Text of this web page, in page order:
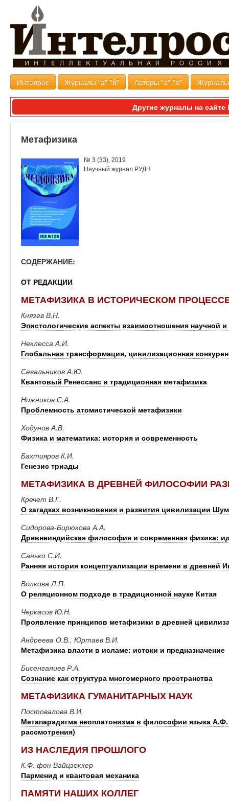
Интелрос Журналы "а"-"я" Авторы "а"-"я"
Другие журналы на
Метафизика
№ 3 (33), 2019
Научный журнал РУДН
СОДЕРЖАНИЕ:
ОТ РЕДАКЦИИ
МЕТАФИЗИКА В ИСТОРИЧЕСКОМ
Князев В.Н.
Эпистологические аспекты взаимоотношения научной
Неклесса А.И.
Глобальная трансформация, цивилизационная
Севальников А.Ю.
Квантовый Ренессанс и традиционная метафизика
Нижников С.А.
Проблемность атомистической метафизики
Ходунов А.В.
Физика и математика: история и современность
Бахтияров К.И.
Генезис триады
МЕТАФИЗИКА В ДРЕВНЕЙ ФИЛОСОФИИ
Кречет В.Г.
О загадках возникновения и развития цивилизации
Сидорова-Бирюкова А.А.
Древнеиндийская философия и современная физика:
Санько С.И.
Ранняя история концептуализации времени в древней
Волкова Л.П.
О реляционном подходе в традиционной науке Китая
Черкасов Ю.Н.
Проявление принципов метафизики в древней
Андреева О.В., Юртаев В.И.
Метафизика власти в исламе: истоки и предназначение
Бисенгалиев Р.А.
Сознание как структура многомерного пространства
МЕТАФИЗИКА ГУМАНИТАРНЫХ НАУК
Постовалова В.И.
Метапарадигма неоплатонизма в философии языка
рассмотрения)
ИЗ НАСЛЕДИЯ ПРОШЛОГО
К.Ф. фон Вайцзеккер
Парменид и квантовая механика
ПАМЯТИ НАШИХ КОЛЛЕГ